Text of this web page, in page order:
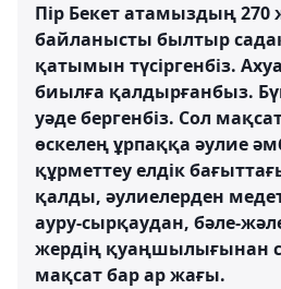
Пір Бекет атамыздың
байланысты былтыр
қатымын түсіргенбіз.
биылға қалдырғанбыз.
уәде бергенбіз. Сол
өскелең ұрпаққа әулие
құрметтеу елдік
қалды, әулиелерден
ауру-сырқаудан, бәле-
жердің қуаңшылығынан
мақсат бар ар жағы.